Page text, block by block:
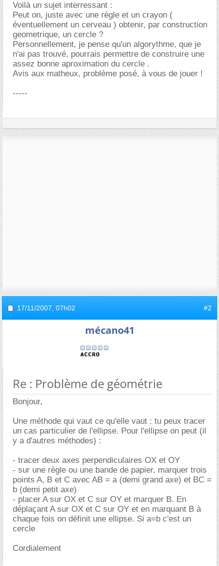
Voilà un sujet interressant :
Peut on, juste avec une règle et un crayon (
éventuellement un cerveau ) obtenir, par construction
geometrique, un cercle ?
Personnellement, je pense qu'un algorythme, que je
n'ai pas trouvé, pourrais permettre de construire une
assez bonne aproximation du cercle .
Avis aux matheux, problème posé, à vous de jouer !
-----
17/11/2007, 07h02 #2
mécano41
Re : Problème de géométrie
Bonjour,
Une méthode qui vaut ce qu'elle vaut : tu peux tracer
un cas particulier de l'ellipse. Pour l'ellipse on peut (il
y a d'autres méthodes) :
- tracer deux axes perpendiculaires OX et OY
- sur une règle ou une bande de papier, marquer trois
points A, B et C avec AB = a (demi grand axe) et BC =
b (demi petit axe)
- placer A sur OX et C sur OY et marquer B. En
déplaçant A sur OX et C sur OY et en marquant B à
chaque fois on définit une ellipse. Si a=b c'est un
cercle
Cordialement